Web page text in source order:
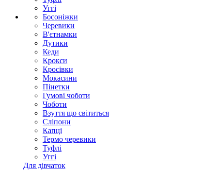
Уггі
Босоніжки
Черевики
В'єтнамки
Дутики
Кеди
Крокси
Кросівки
Мокасини
Пінетки
Гумові чоботи
Чоботи
Взуття що світиться
Сліпони
Капці
Термо черевики
Туфлі
Уггі
Для дівчаток